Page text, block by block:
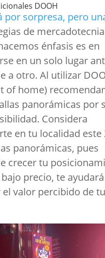
DOOH
por sorpresa, pero
de
énfasis es en
en un solo lugar
a otro. Al utilizar
of home)
panorámicas por
Considera
en tu localidad este
panorámicas, pues
crecer tu
precio, te
valor percibido de tu